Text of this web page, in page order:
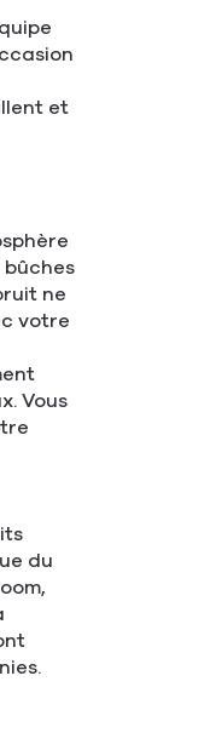
et
bûches
ne
votre
Vous
du